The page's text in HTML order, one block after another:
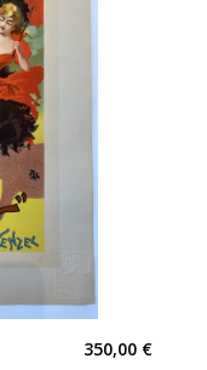
350,00 €